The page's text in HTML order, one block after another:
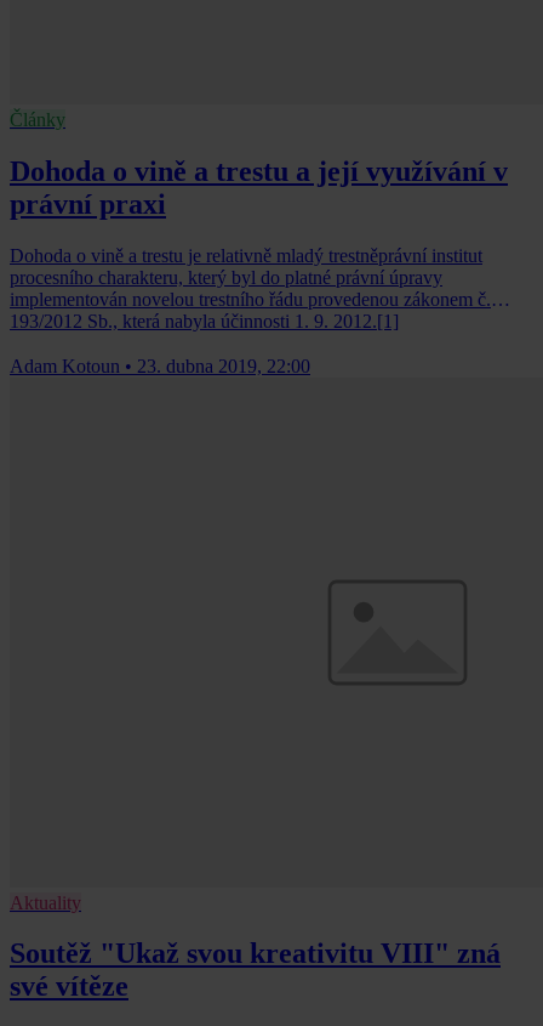
Články
Dohoda o vině a trestu a její využívání v
právní praxi
Dohoda o vině a trestu je relativně mladý trestněprávní institut
procesního charakteru, který byl do platné právní úpravy
implementován novelou trestního řádu provedenou zákonem č.
193/2012 Sb., která nabyla účinnosti 1. 9. 2012.[1]
Adam Kotoun • 23. dubna 2019, 22:00
Aktuality
Soutěž "Ukaž svou kreativitu VIII" zná
své vítěze